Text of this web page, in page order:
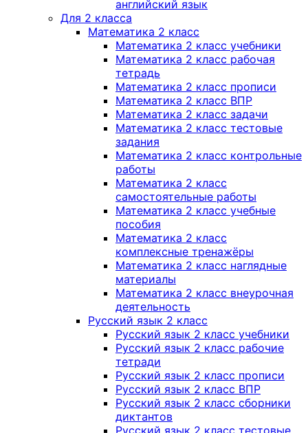
английский язык
Для 2 класса
Математика 2 класс
Математика 2 класс учебники
Математика 2 класс рабочая
тетрадь
Математика 2 класс прописи
Математика 2 класс ВПР
Математика 2 класс задачи
Математика 2 класс тестовые
задания
Математика 2 класс контрольные
работы
Математика 2 класс
самостоятельные работы
Математика 2 класс учебные
пособия
Математика 2 класс
комплексные тренажёры
Математика 2 класс наглядные
материалы
Математика 2 класс внеурочная
деятельность
Русский язык 2 класс
Русский язык 2 класс учебники
Русский язык 2 класс рабочие
тетради
Русский язык 2 класс прописи
Русский язык 2 класс ВПР
Русский язык 2 класс сборники
диктантов
Русский язык 2 класс тестовые